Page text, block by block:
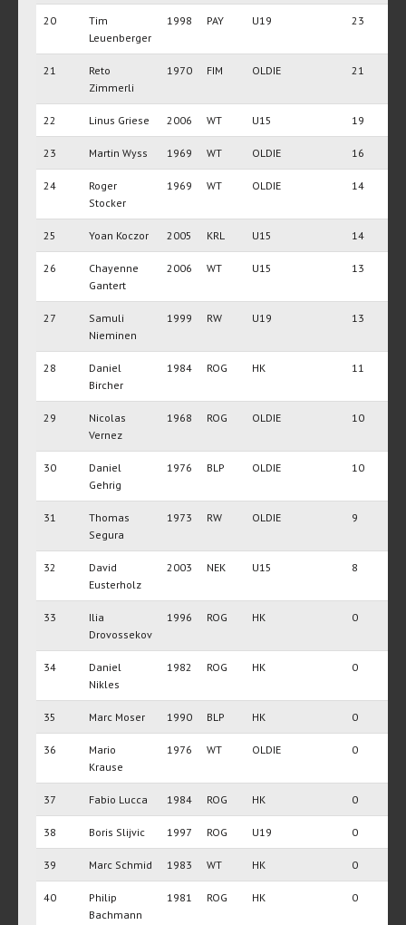
20
Tim
Leuenberger
1998 PAY U19 23
21
Reto
Zimmerli
1970 FIM OLDIE 21
22 Linus Griese 2006 WT U15 19
23 Martin Wyss 1969 WT OLDIE 16
24
Roger
Stocker
1969 WT OLDIE 14
25 Yoan Koczor 2005 KRL U15 14
26
Chayenne
Gantert
2006 WT U15 13
27
Samuli
Nieminen
1999 RW U19 13
28
Daniel
Bircher
1984 ROG HK 11
29
Nicolas
Vernez
1968 ROG OLDIE 10
30
Daniel
Gehrig
1976 BLP OLDIE 10
31
Thomas
Segura
1973 RW OLDIE 9
32
David
Eusterholz
2003 NEK U15 8
33
Ilia
Drovossekov
1996 ROG HK 0
34
Daniel
Nikles
1982 ROG HK 0
35 Marc Moser 1990 BLP HK 0
36
Mario
Krause
1976 WT OLDIE 0
37 Fabio Lucca 1984 ROG HK 0
38 Boris Slijvic 1997 ROG U19 0
39 Marc Schmid 1983 WT HK 0
40
Philip
Bachmann
1981 ROG HK 0